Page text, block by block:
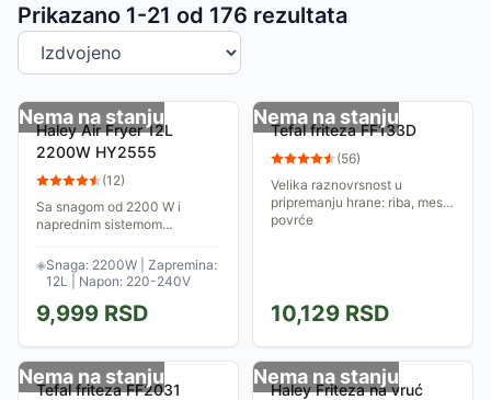
Prikazano 1-21 od 176 rezultata
Sortiranje proizvoda
Nema na stanju
Haley Air Fryer 12L
2200W HY2555
(12)
Sa snagom od 2200 W i
naprednim sistemom
će biti podjednako pečena na
svim nivoima, uz zadržavanje
prirodnih sokova i...
◈Snaga: 2200W | Zapremina:
12L | Napon: 220-240V
9,999 RSD
Nema na stanju
Tefal friteza FF133D
(56)
Velika raznovrsnost u
pripremanju hrane: riba, meso,
povrće
10,129 RSD
Nema na stanju
Tefal friteza FF2031
Nema na stanju
Haley Friteza na vruć